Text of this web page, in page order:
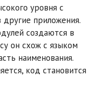
уровня с
приложения.
создаются в
он схож с языком
наименования.
код становится